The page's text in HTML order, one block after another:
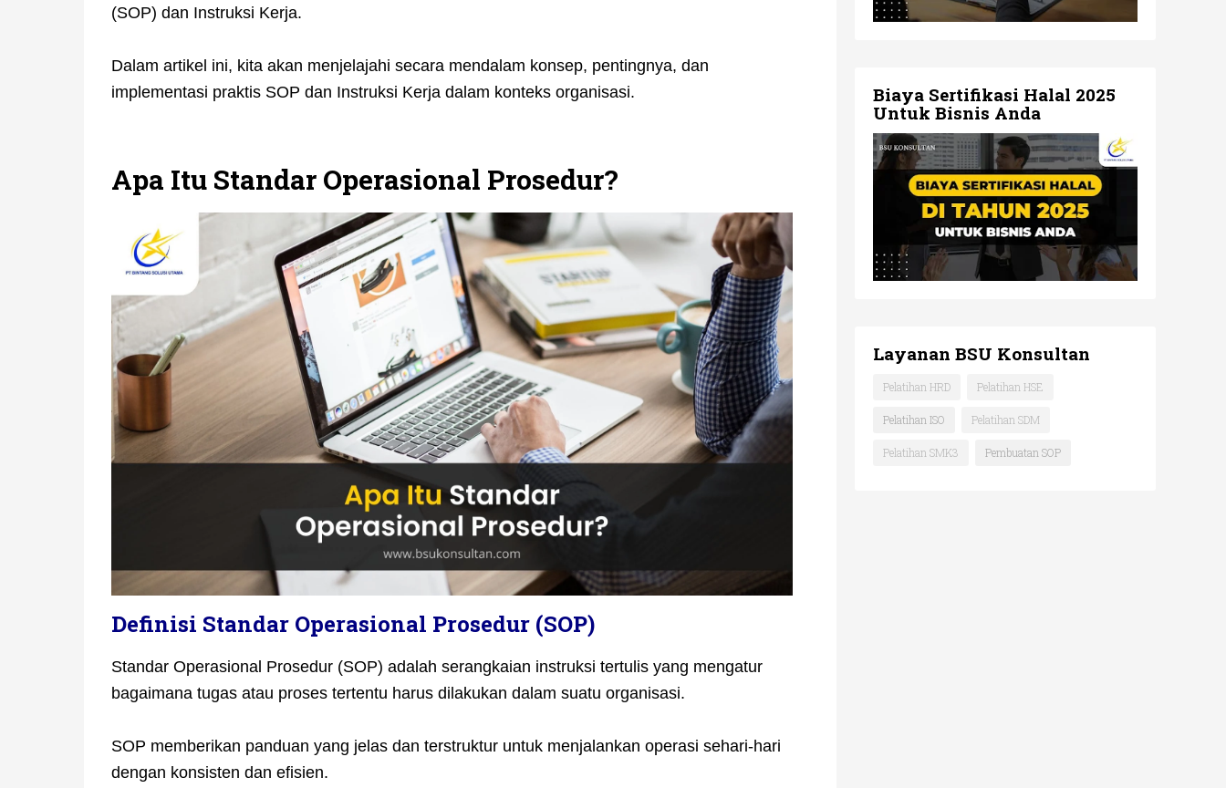
(SOP) dan Instruksi Kerja.
Dalam artikel ini, kita akan menjelajahi secara mendalam konsep, pentingnya, dan
implementasi praktis SOP dan Instruksi Kerja dalam konteks organisasi.
Apa Itu Standar Operasional Prosedur?
Definisi Standar Operasional Prosedur (SOP)
Standar Operasional Prosedur (SOP) adalah serangkaian instruksi tertulis yang mengatur
bagaimana tugas atau proses tertentu harus dilakukan dalam suatu organisasi.
SOP memberikan panduan yang jelas dan terstruktur untuk menjalankan operasi sehari-hari
dengan konsisten dan efisien.
Biaya Sertifikasi Halal 2025
Untuk Bisnis Anda
Layanan BSU Konsultan
Pelatihan HRD Pelatihan HSE
Pelatihan ISO Pelatihan SDM
Pelatihan SMK3 Pembuatan SOP